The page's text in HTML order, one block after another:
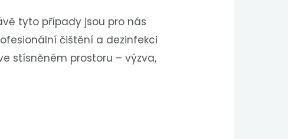
tyto případy jsou pro nás
čištění a dezinfekci
stísněném prostoru – výzva,